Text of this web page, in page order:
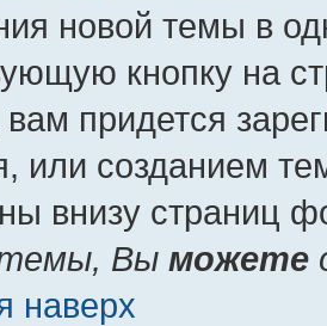
новой темы в
кнопку на
придется
или созданием
внизу страниц
Вы можете
наверх